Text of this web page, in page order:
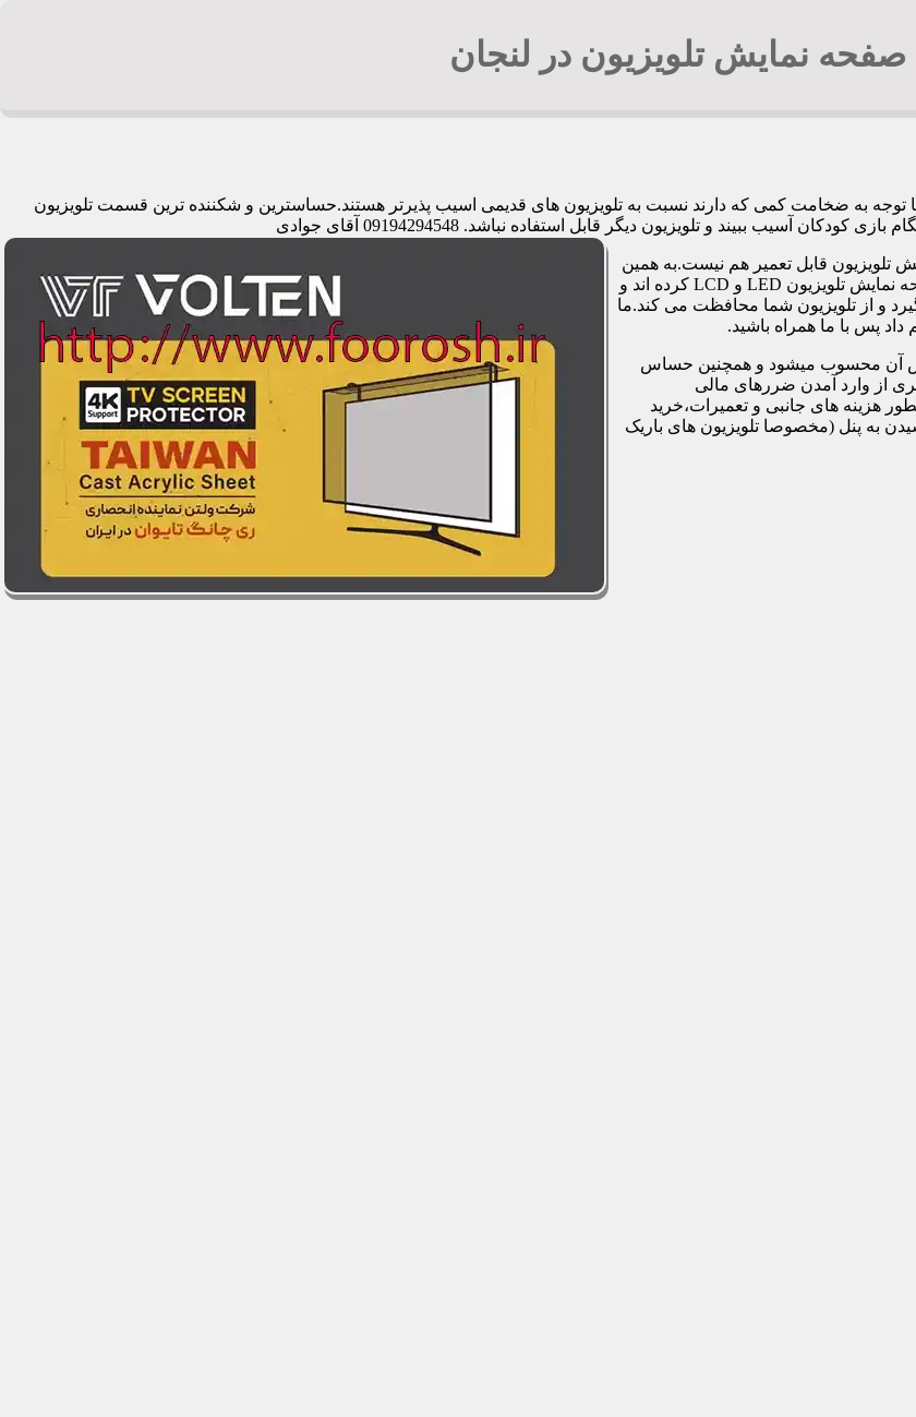
نمایش تلویزیون در لنجان
با توجه به ضخامت کمی که دارند نسبت به تلویزیون های قدیمی اسیب پذیرتر هستند.حساسترین و شکننده ترین قسمت تلویزیون
ببیند و تلویزیون دیگر قابل استفاده نباشد. 09194294548 آقای جوادی
تلویزیون قابل تعمیر هم نیست.به همین
دلیل برخی شرکت ها و کارگاه ها اقدام به طراحی و تولید صفحات محافظ صفحه نمایش تلویزیون LED و LCD کرده اند و
و از تلویزیون شما محافظت می کند.ما
پس با ما همراه باشید.
بخش آن محسوب میشود و همچنین حساس
از وارد آمدن ضررهای مالی
هزینه های جانبی و تعمیرات،خرید
به پنل (مخصوصا تلویزیون های باریک